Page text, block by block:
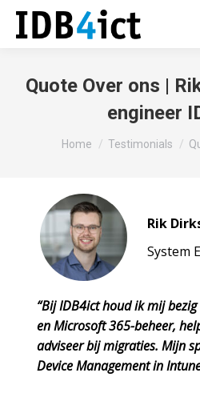
Quote Over ons |
engineer
Je bent hier:
Home Testimonials
Rik
System
“Bij IDB4ict houd ik mij
en Microsoft 365-beheer,
adviseer bij migraties. Mijn
Device Management in